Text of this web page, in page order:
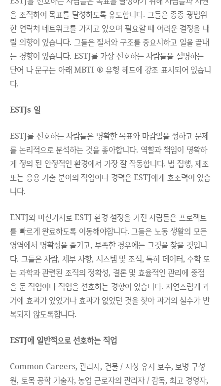
을 조직하여 목표를 달성하도록 유도합니다. 그들은 종종 광범위
한 연락처 네트워크를 가지고 있으며 필요할 때 어려운 결정을 내
릴 의향이 있습니다. 그들은 질서와 구조를 중요시하고 일을 끝내
는 경향이 있습니다. ESTJ를 가장 선호하는 사람들을 설명하는
단어 나 문구는 아래 MBTI ® 유형 헤드에 강조 표시되어 있습니
다.
ESTJs 일
ESTJ를 선호하는 사람들은 명확한 목표와 마감일을 정하고 문제
를 논리적으로 분석하는 것을 좋아합니다. 역할과 책임이 명확하
게 정의 된 안정적인 환경에서 가장 잘 작동합니다. 법 집행, 제조
또는 응용 기술 분야의 직업이나 경력은 ESTJ에게 호소력이 있습
니다.
ENTJ와 마찬가지로 ESTJ 환경 설정을 가진 사람들은 프로젝트
를 빠르게 완료하도록 이동해야합니다. 그들은 노동 생활의 모든
영역에서 명확성을 즐기고, 부족한 경우에는 그것을 찾을 것입니
다. 그들은 사람, 세부 사항, 시스템 및 조직, 특히 데이터, 수학 또
는 과학과 관련된 조직의 정확성, 결론 및 효율적인 관리에 중점
을 둔 직업이나 직업을 선호하는 경향이 있습니다. 자연스럽게 과
거에 효과가 있었거나 효과가 없었던 것을 찾아 과거의 실수가 반
복되지 않도록합니다.
ESTJ에 일반적으로 선호하는 직업
Common Careers, 관리자, 건물 / 지상 유지 보수, 보병 구성
원, 토목 공학 기술자, 농업 근로자의 관리자 / 감독, 최고 경영자,